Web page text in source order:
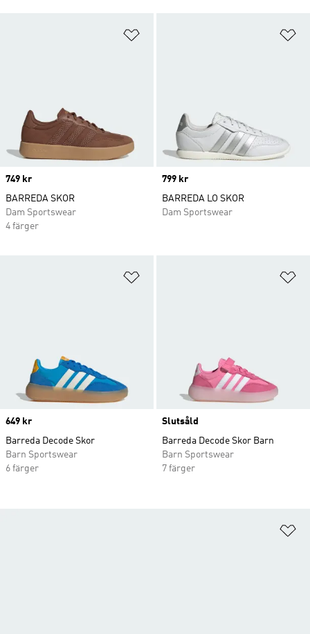
Price
749 kr
BARREDA SKOR
Dam Sportswear
4 färger
Price
799 kr
BARREDA LO SKOR
Dam Sportswear
Price
649 kr
Barreda Decode Skor
Barn Sportswear
6 färger
Slutsåld
Barreda Decode Skor Barn
Barn Sportswear
7 färger